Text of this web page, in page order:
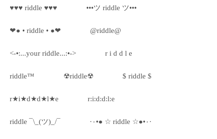
♥♥♥ riddle ♥♥♥ •••ツ riddle ツ•••
❤● • riddle • ●❤ @riddle@
<-•:...your riddle...:•-> r i d d l e
riddle™ ☢riddle☢ $ riddle $
r★i★d★d★l★e r:i:d:d:l:e
riddle ¯\_(ツ)_/¯ ·٠•● ☆ riddle ☆●•٠·